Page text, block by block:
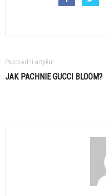
Poprzedni artykuł
JAK PACHNIE GUCCI BLOOM?